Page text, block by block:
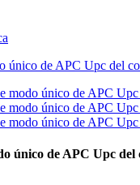
único de APC Upc